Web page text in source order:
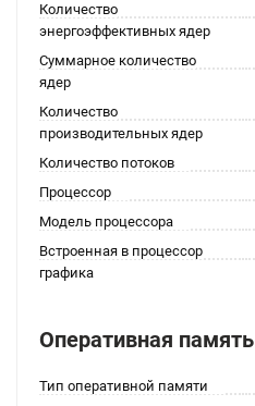
Количество
энергоэффективных ядер
Суммарное количество
ядер
Количество
производительных ядер
Количество потоков
Процессор
Модель процессора
Встроенная в процессор
графика
Оперативная память
Тип оперативной памяти